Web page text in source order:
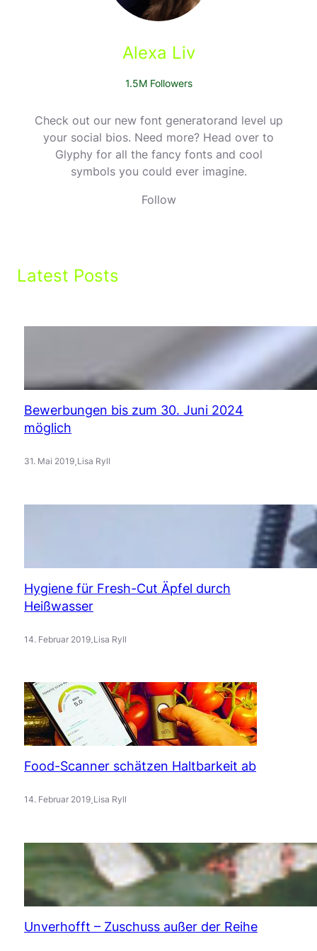
Alexa Liv
1.5M Followers
Check out our new font generatorand level up
your social bios. Need more? Head over to
Glyphy for all the fancy fonts and cool
symbols you could ever imagine.
Follow
Latest Posts
Bewerbungen bis zum 30. Juni 2024
möglich
31. Mai 2019.Lisa Ryll
Hygiene für Fresh-Cut Äpfel durch
Heißwasser
14. Februar 2019.Lisa Ryll
Food-Scanner schätzen Haltbarkeit ab
14. Februar 2019.Lisa Ryll
Unverhofft – Zuschuss außer der Reihe